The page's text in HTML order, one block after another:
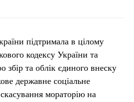
підтримала в цілому
кодексу України та
збір та облік єдиного внеску
державне соціальне
мораторію на